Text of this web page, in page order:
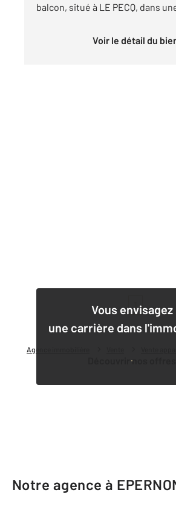
Agence immobilière
balcon, situé à LE PECQ, dans
Voir le détail du
Vous envisagez
une carrière dans
Découvrir nos offres
Notre agence à